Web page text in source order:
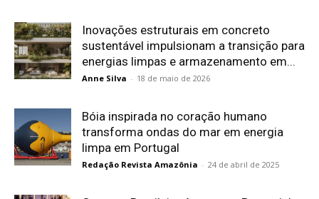
Inovações estruturais em concreto
sustentável impulsionam a transição para
energias limpas e armazenamento em...
Anne Silva - 18 de maio de 2026
Bóia inspirada no coração humano
transforma ondas do mar em energia
limpa em Portugal
Redação Revista Amazônia - 24 de abril de 2025